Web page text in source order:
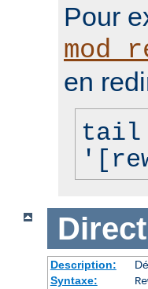
Pour
en
tail
Description:
Syntaxe: